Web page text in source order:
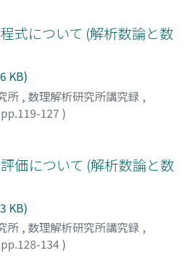
式について (解析数論と数
KB)
所 , 数理解析研究所講究録 ,
pp.119-127 )
価について (解析数論と数
KB)
所 , 数理解析研究所講究録 ,
pp.128-134)